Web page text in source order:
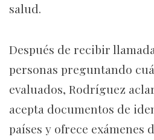
salud.
Después de recibir
personas preguntando
evaluados, Rodríguez
acepta documentos de
países y ofrece exámenes